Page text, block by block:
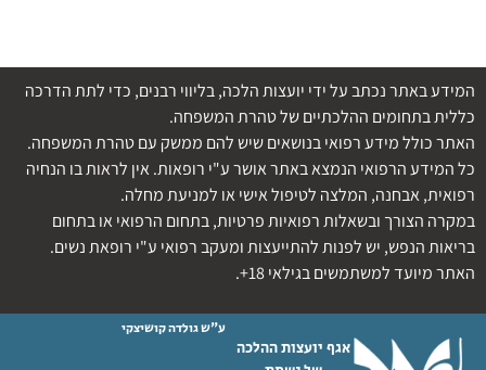
המידע באתר נכתב על ידי יועצות הלכה, בליווי רבנים, כדי לתת הדרכה
כללית בתחומים ההלכתיים של טהרת המשפחה.
האתר כולל מידע רפואי בנושאים שיש להם ממשק עם טהרת המשפחה.
כל המידע הרפואי הנמצא באתר אושר ע"י רופאות. אין לראות בו הנחיה
רפואית, אבחנה, המלצה לטיפול אישי או למניעת מחלה.
במקרה הצורך ובשאלות רפואיות פרטיות, בתחום הרפואי או בתחום
בריאות הנפש, יש לפנות להתייעצות ומעקב רפואי ע"י רופאת נשים.
האתר מיועד למשתמשים בגילאי 18+.
אגף יועצות ההלכה
ע"ש גולדה קושיצקי